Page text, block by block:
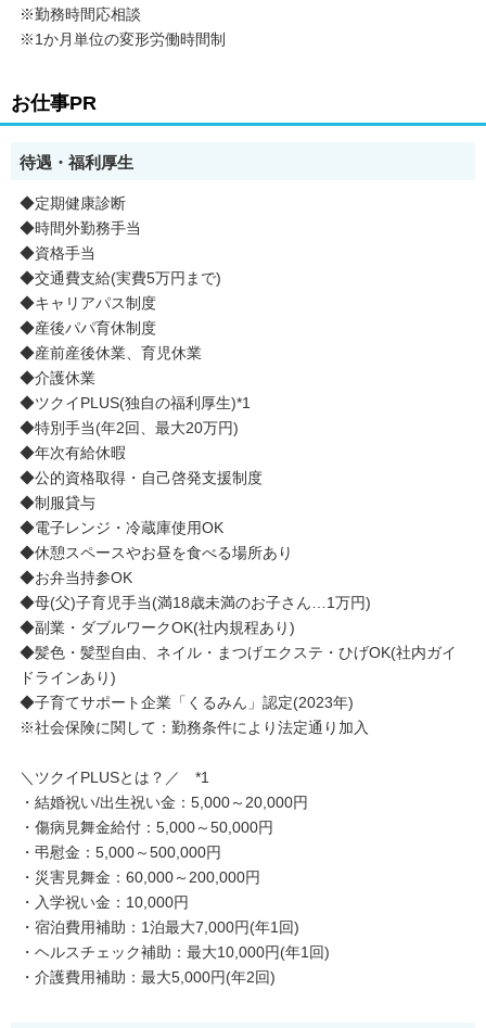
※勤務時間応相談
※1か月単位の変形労働時間制
お仕事PR
待遇・福利厚生
◆定期健康診断
◆時間外勤務手当
◆資格手当
◆交通費支給(実費5万円まで)
◆キャリアパス制度
◆産後パパ育休制度
◆産前産後休業、育児休業
◆介護休業
◆ツクイPLUS(独自の福利厚生)*1
◆特別手当(年2回、最大20万円)
◆年次有給休暇
◆公的資格取得・自己啓発支援制度
◆制服貸与
◆電子レンジ・冷蔵庫使用OK
◆休憩スペースやお昼を食べる場所あり
◆お弁当持参OK
◆母(父)子育児手当(満18歳未満のお子さん…1万円)
◆副業・ダブルワークOK(社内規程あり)
◆髪色・髪型自由、ネイル・まつげエクステ・ひげOK(社内ガイ
ドラインあり)
◆子育てサポート企業「くるみん」認定(2023年)
※社会保険に関して：勤務条件により法定通り加入
＼ツクイPLUSとは？／ *1
・結婚祝い/出生祝い金：5,000～20,000円
・傷病見舞金給付：5,000～50,000円
・弔慰金：5,000～500,000円
・災害見舞金：60,000～200,000円
・入学祝い金：10,000円
・宿泊費用補助：1泊最大7,000円(年1回)
・ヘルスチェック補助：最大10,000円(年1回)
・介護費用補助：最大5,000円(年2回)